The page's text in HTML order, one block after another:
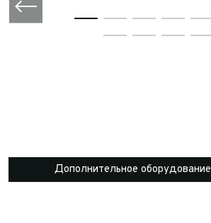
Дополнительное оборудование